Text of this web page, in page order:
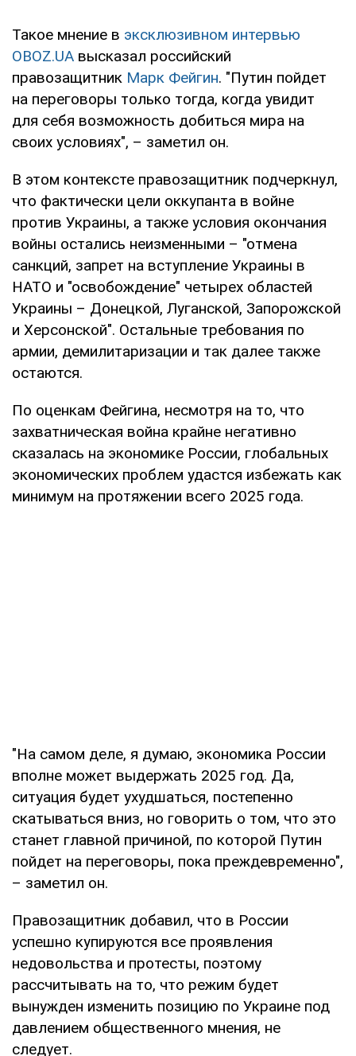
Такое мнение в эксклюзивном интервью
OBOZ.UA высказал российский
правозащитник Марк Фейгин. "Путин пойдет
на переговоры только тогда, когда увидит
для себя возможность добиться мира на
своих условиях", – заметил он.
В этом контексте правозащитник подчеркнул,
что фактически цели оккупанта в войне
против Украины, а также условия окончания
войны остались неизменными – "отмена
санкций, запрет на вступление Украины в
НАТО и "освобождение" четырех областей
Украины – Донецкой, Луганской, Запорожской
и Херсонской". Остальные требования по
армии, демилитаризации и так далее также
остаются.
По оценкам Фейгина, несмотря на то, что
захватническая война крайне негативно
сказалась на экономике России, глобальных
экономических проблем удастся избежать как
минимум на протяжении всего 2025 года.
"На самом деле, я думаю, экономика России
вполне может выдержать 2025 год. Да,
ситуация будет ухудшаться, постепенно
скатываться вниз, но говорить о том, что это
станет главной причиной, по которой Путин
пойдет на переговоры, пока преждевременно",
– заметил он.
Правозащитник добавил, что в России
успешно купируются все проявления
недовольства и протесты, поэтому
рассчитывать на то, что режим будет
вынужден изменить позицию по Украине под
давлением общественного мнения, не
следует.